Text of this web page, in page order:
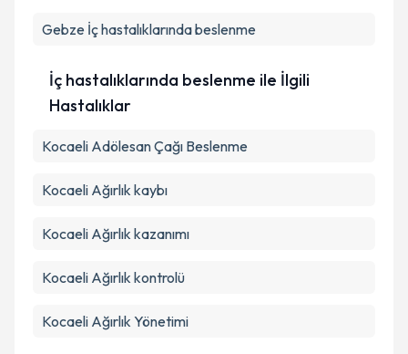
Gebze İç hastalıklarında beslenme
İç hastalıklarında beslenme ile İlgili
Hastalıklar
Kocaeli Adölesan Çağı Beslenme
Kocaeli Ağırlık kaybı
Kocaeli Ağırlık kazanımı
Kocaeli Ağırlık kontrolü
Kocaeli Ağırlık Yönetimi